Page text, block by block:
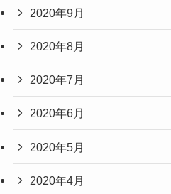
2020年9月
2020年8月
2020年7月
2020年6月
2020年5月
2020年4月